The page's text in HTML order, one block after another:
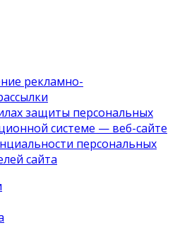
рекламно-
защиты персональных
системе — веб-сайте
персональных
сайта